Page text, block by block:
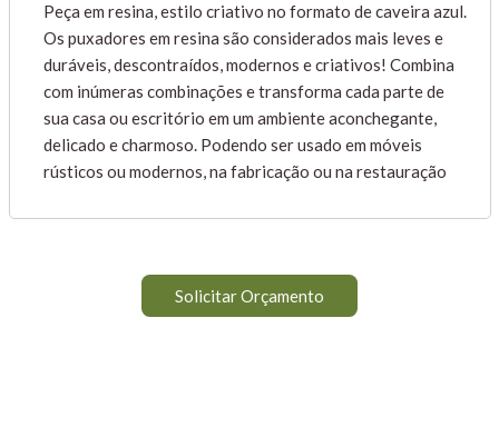
Peça em resina, estilo criativo no formato de caveira azul.
Os puxadores em resina são considerados mais leves e
duráveis, descontraídos, modernos e criativos! Combina
com inúmeras combinações e transforma cada parte de
sua casa ou escritório em um ambiente aconchegante,
delicado e charmoso. Podendo ser usado em móveis
rústicos ou modernos, na fabricação ou na restauração
Solicitar Orçamento